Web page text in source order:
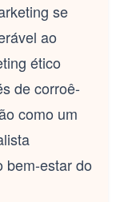
se
ao
ético
de corroê-
como um
bem-estar do